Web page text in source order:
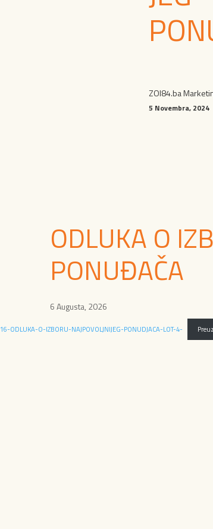
ZOI84.ba
5 Novembra, 2024
ODLUKA O
PONUĐAČA
6 Augusta, 2026
16-ODLUKA-O-IZBORU-NAJPOVOLJNIJEG-PONUDJACA-LOT-4-